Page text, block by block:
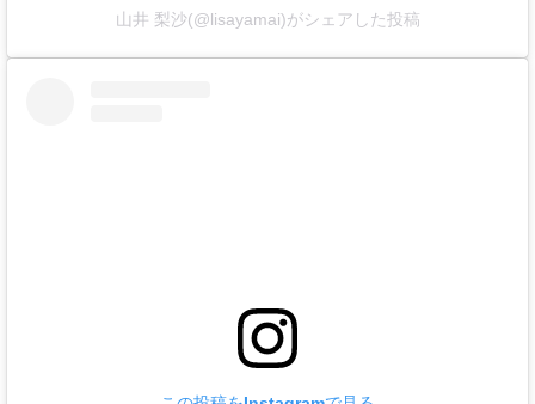
山井 梨沙(@lisayamai)がシェアした投稿